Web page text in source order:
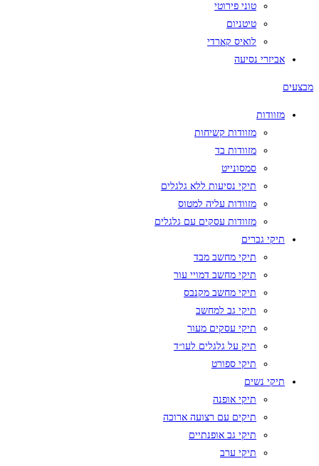
טוני פירוטי
טיטניום
לואיס קארדי
אביזרי נסיעה
מבצעים
מזוודות
מזוודות קשיחות
מזוודות בד
סמסונייט
תיקי נסיעות ללא גלגלים
מזוודות עליה למטוס
מזוודות עסקים עם גלגלים
תיקי גברים
תיקי מחשב מבד
תיקי מחשב דמויי עור
תיקי מחשב מקנבס
תיקי גב למחשב
תיקי עסקים מעור
תיק על גלגלים לעו״ד
תיקי ספורט
תיקי נשים
תיקי אופנה
תיקים עם רצועה ארוכה
תיקי גב אופנתיים
תיקי ערב